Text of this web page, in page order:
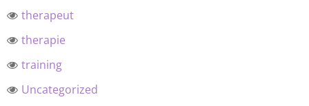
therapeut
therapie
training
Uncategorized